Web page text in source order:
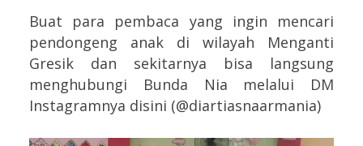
Buat para pembaca yang ingin mencari
pendongeng anak di wilayah Menganti
Gresik dan sekitarnya bisa langsung
menghubungi Bunda Nia melalui DM
Instagramnya disini (@diartiasnaarmania)